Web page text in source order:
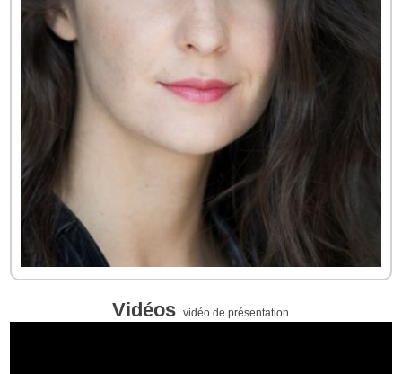
Vidéos vidéo de présentation